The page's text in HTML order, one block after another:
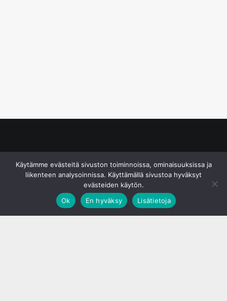
Käytämme evästeitä sivuston toiminnoissa, ominaisuuksissa ja
liikenteen analysoinnissa. Käyttämällä sivustoa hyväksyt
evästeiden käytön.
Ok
En hyväksy Lisätietoja